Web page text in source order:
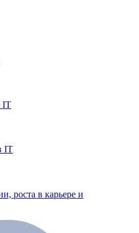
IT
IT
роста в карьере и